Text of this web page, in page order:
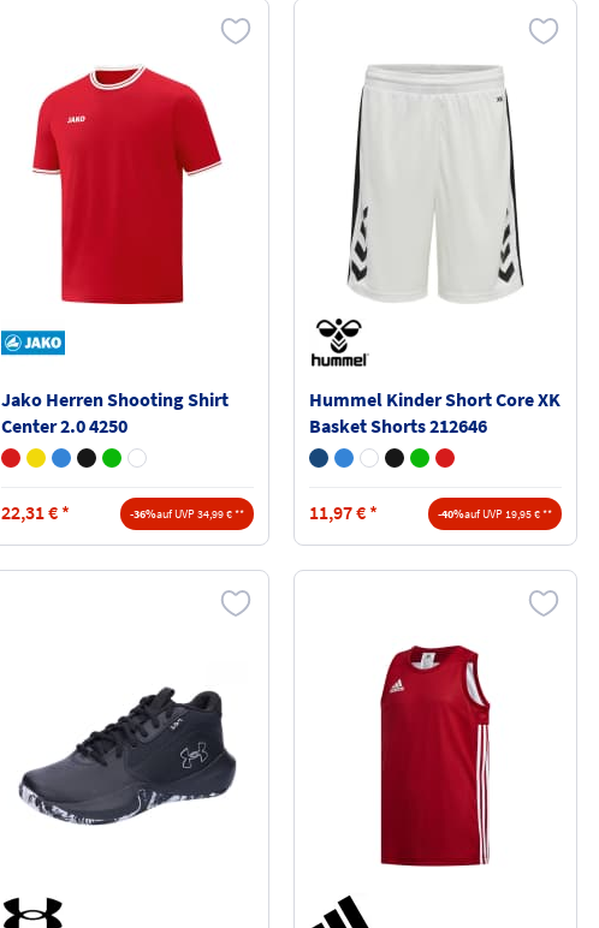
Jako Herren Shooting Shirt
Center 2.0 4250
22,31€ * -36%auf UVP 34,99 € **
Hummel Kinder Short Core XK
Basket Shorts 212646
11,97€ * -40%auf UVP 19,95 € **